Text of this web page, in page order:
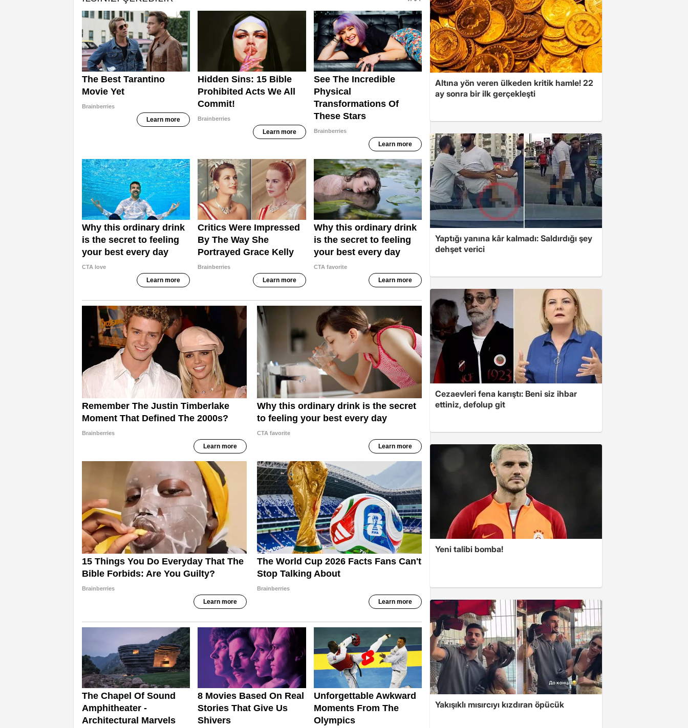
Altına yön veren ülkeden kritik hamle! 22
ay sonra bir ilk gerçekleşti
Yaptığı yanına kâr kalmadı: Saldırdığı şey
dehşet verici
Cezaevleri fena karıştı: Beni siz ihbar
ettiniz, defolup git
Yeni talibi bomba!
Yakışıklı mısırcıyı kızdıran öpücük